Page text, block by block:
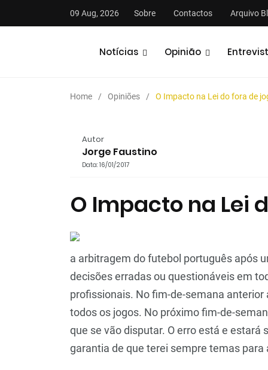
09 Aug, 2026 Sobre Contactos Arquivo
Notícias Opinião
Home Opiniões O Impacto na Lei do fora de
Autor
Jorge Faustino
Data: 16/01/2017
O Impacto na Lei
a arbitragem do futebol português após
decisões erradas ou questionáveis em
profissionais. No fim-de-semana
todos os jogos. No próximo fim-de-
que se vão disputar. O erro está e
garantia de que terei sempre temas
Análises